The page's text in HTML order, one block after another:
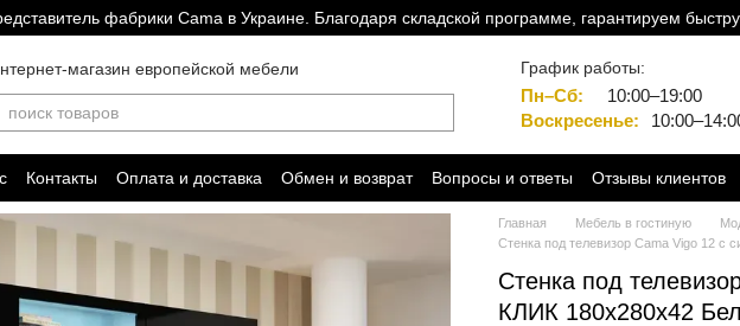
фабрики Cama в Украине. Благодаря складской программе, гарантируем
магазин европейской мебели
График работы:
Пн–Сб:
10:00–19:00
Воскресенье:
Контакты Оплата и доставка Обмен и возврат Вопросы и ответы Отзывы клиентов
Главная Мебель в гостиную
Стенка под телевизор Cama Vigo 12
Стенка под
КЛИК 180x280x42